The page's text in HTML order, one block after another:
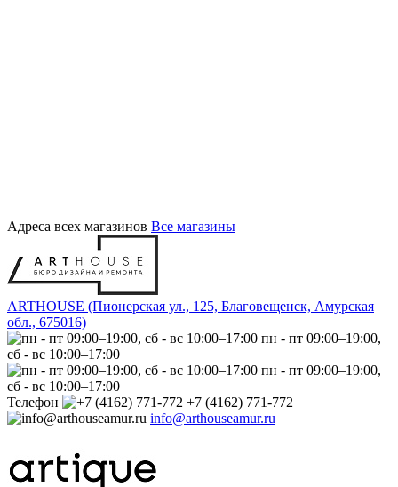
Адреса всех магазинов Все магазины
ARTHOUSE (Пионерская ул., 125, Благовещенск, Амурская
обл., 675016)
пн - пт 09:00–19:00,
сб - вс 10:00–17:00
пн - пт 09:00–19:00,
сб - вс 10:00–17:00
Телефон
+7 (4162) 771-772
info@arthouseamur.ru